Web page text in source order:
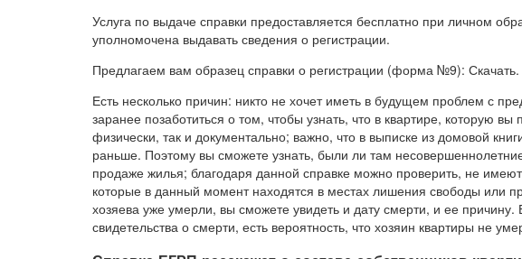
Услуга по выдаче справки предоставляется бесплатно при личном
уполномочена выдавать сведения о регистрации.
Предлагаем вам образец справки о регистрации (форма №9): Скачать.
Есть несколько причин: никто не хочет иметь в будущем проблем с
заранее позаботиться о том, чтобы узнать, что в квартире, которую вы
физически, так и документально; важно, что в выписке из домовой
раньше. Поэтому вы сможете узнать, были ли там
продаже жилья; благодаря данной справке можно проверить, не
которые в данный момент находятся в местах лишения свободы или
хозяева уже умерли, вы сможете увидеть и дату смерти, и ее
свидетельства о смерти, есть вероятность, что хозяин квартиры не